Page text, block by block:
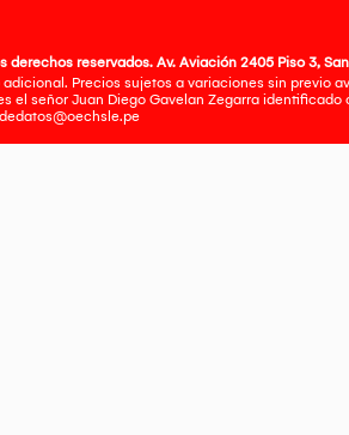
derechos reservados. Av. Aviación 2405 Piso 3,
Precios sujetos a variaciones sin previo
señor Juan Diego Gavelan Zegarra